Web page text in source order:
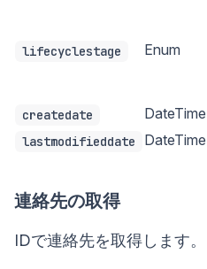
lifecyclestage Enum
createdate DateTime
lastmodifieddate DateTime
連絡先の取得
IDで連絡先を取得します。